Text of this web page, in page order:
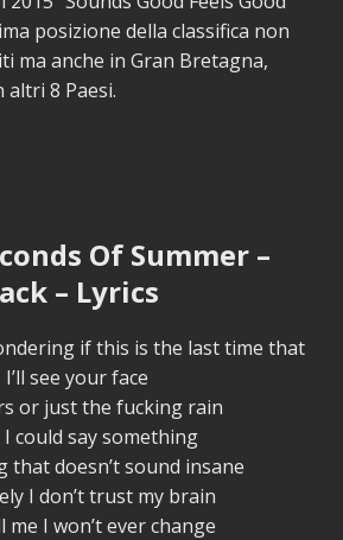
posizione della classifica non
ma anche in Gran Bretagna,
altri 8 Paesi.
Of Summer –
– Lyrics
if this is the last time that
I’ll see your face
or just the fucking rain
I could say something
that doesn’t sound insane
I don’t trust my brain
me I won’t ever change